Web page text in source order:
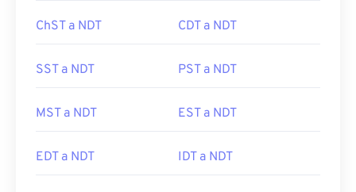
ChST a NDT CDT a NDT
SST a NDT PST a NDT
MST a NDT EST a NDT
EDT a NDT IDT a NDT